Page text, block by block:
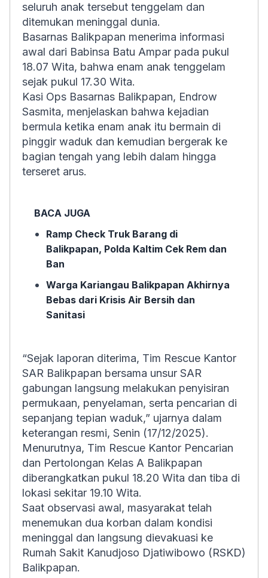
seluruh anak tersebut tenggelam dan
ditemukan meninggal dunia.
Basarnas Balikpapan menerima informasi
awal dari Babinsa Batu Ampar pada pukul
18.07 Wita, bahwa enam anak tenggelam
sejak pukul 17.30 Wita.
Kasi Ops Basarnas Balikpapan, Endrow
Sasmita, menjelaskan bahwa kejadian
bermula ketika enam anak itu bermain di
pinggir waduk dan kemudian bergerak ke
bagian tengah yang lebih dalam hingga
terseret arus.
BACA JUGA
Ramp Check Truk Barang di
Balikpapan, Polda Kaltim Cek Rem dan
Ban
Warga Kariangau Balikpapan Akhirnya
Bebas dari Krisis Air Bersih dan
Sanitasi
“Sejak laporan diterima, Tim Rescue Kantor
SAR Balikpapan bersama unsur SAR
gabungan langsung melakukan penyisiran
permukaan, penyelaman, serta pencarian di
sepanjang tepian waduk,” ujarnya dalam
keterangan resmi, Senin (17/12/2025).
Menurutnya, Tim Rescue Kantor Pencarian
dan Pertolongan Kelas A Balikpapan
diberangkatkan pukul 18.20 Wita dan tiba di
lokasi sekitar 19.10 Wita.
Saat observasi awal, masyarakat telah
menemukan dua korban dalam kondisi
meninggal dan langsung dievakuasi ke
Rumah Sakit Kanudjoso Djatiwibowo (RSKD)
Balikpapan.